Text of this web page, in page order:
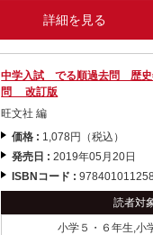
詳細を見る
中学入試 でる順過去問 歴
問 改訂版
旺文社 編
価格 : 1,078円（税込）
発売日 :2019年05月20日
ISBNコード :
読者対
小学５・６年生,小